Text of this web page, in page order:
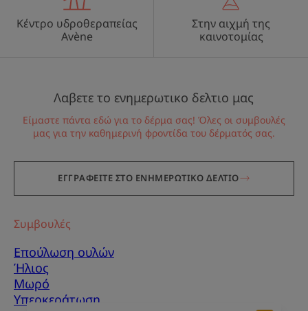
Κέντρο υδροθεραπείας
Avène
Στην αιχμή της
καινοτομίας
Λαβετε το ενημερωτικο δελτιο μας
Είμαστε πάντα εδώ για το δέρμα σας! Όλες οι συμβουλές
μας για την καθημερινή φροντίδα του δέρματός σας.
ΕΓΓΡΑΦΕΙΤΕ ΣΤΟ ΕΝΗΜΕΡΩΤΙΚΟ ΔΕΛΤΙΟ
Συμβουλές
Επούλωση ουλών
Ήλιος
Μωρό
Υπερκεράτωση